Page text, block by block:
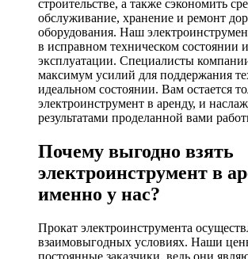
строительстве, а также сэкономить
обслуживание, хранение и ремонт
оборудования. Наш
в исправном техническом состоянии
эксплуатации. Специалисты
максимум усилий для поддержания
идеальном состоянии. Вам остается
электроинструмент в аренду, и
результатами проделанной вами
Почему выгодно взять
электроинструмент в
именно у нас?
Прокат электроинструмента
взаимовыгодных условиях. Наши
постоянные заказчики, ведь они